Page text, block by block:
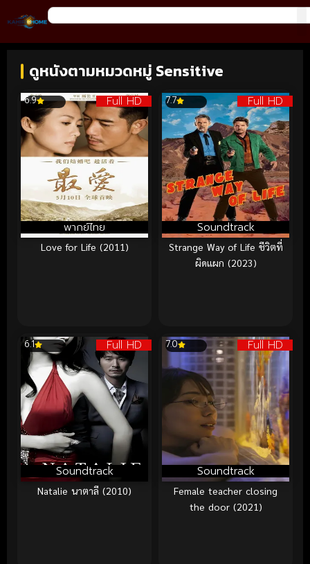
ดูหนังตามหมวดหมู่ Sensitive
Full HD
พากย์ไทย
6.9
Love for Life (2011)
Full HD
Soundtrack
7.7
Strange Way of Life ชีวิตที่
ผิดแผก (2023)
Full HD
Soundtrack
6.1
Natalie นาตาลี (2010)
Full HD
Soundtrack
7.0
Female teacher closing
the door (2021)